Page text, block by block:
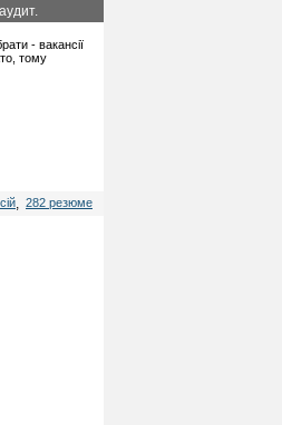
- вакансії
тому
, 282 резюме